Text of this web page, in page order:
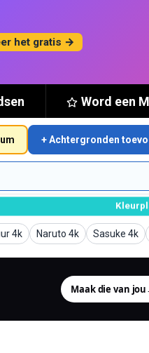
het gratis →
Word een
+ Achtergronden
4k Naruto 4k
AchtergrondenSasuke 4k
Maak die van jou